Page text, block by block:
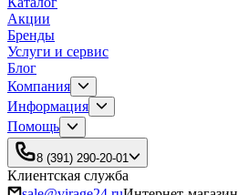
Акции
Бренды
Услуги и сервис
Блог
Компания
Информация
Помощь
8 (391) 290-20-01
Клиентская служба